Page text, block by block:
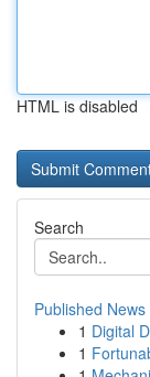
HTML is disabled
Search
Published News
1 Digital
1